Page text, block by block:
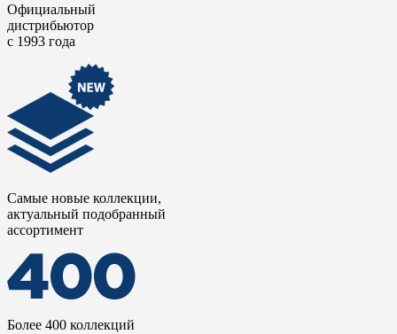
Официальный
дистрибьютор
с 1993 года
Самые новые коллекции,
актуальный подобранный
ассортимент
Более 400 коллекций